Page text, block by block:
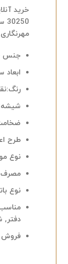
خرید
جنس
رنگ:
طرح
نوع
مصرف
نوع
دفتر,
فروش